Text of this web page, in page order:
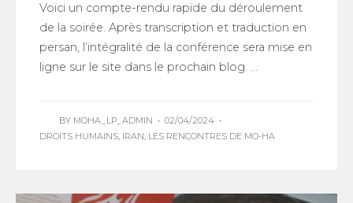
Voici un compte-rendu rapide du déroulement
de la soirée. Après transcription et traduction en
persan, l’intégralité de la conférence sera mise en
ligne sur le site dans le prochain blog. ...
BY MOHA_LP_ADMIN • 02/04/2024 •
DROITS HUMAINS, IRAN, LES RENCONTRES DE MO-HA